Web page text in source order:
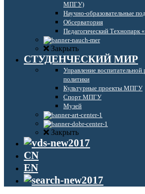
МПГУ)
Научно-образовательные
Обсерватория
Педагогический
Закрыть
СТУДЕНЧЕСКИЙ МИР
Управление
политики
Культурные проекты МПГУ
Спорт МПГУ
Музей
Закрыть
CN
EN